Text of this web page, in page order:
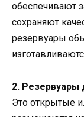
обеспечивают
сохраняют
резервуары
2. Резервуары
Это открытые